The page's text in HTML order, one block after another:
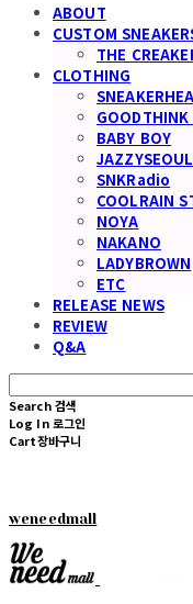
ABOUT
CUSTOM
THE
CLOTHING
BABY BOY
JAZZYSEOUL
SNKRadio
COOLRAIN
NOYA
NAKANO
LADYBROWN
ETC
RELEASE NEWS
REVIEW
Q&A
Search 검색
Log In 로그인
Cart장바구니
weneedmall